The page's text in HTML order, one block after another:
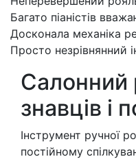
Багато піаністiв
Досконала механіка
Просто незрівнянний
Салонний
знавців і
Інструмент ручної
постійному